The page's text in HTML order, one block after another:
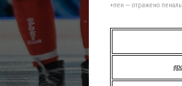
+пен — отражено